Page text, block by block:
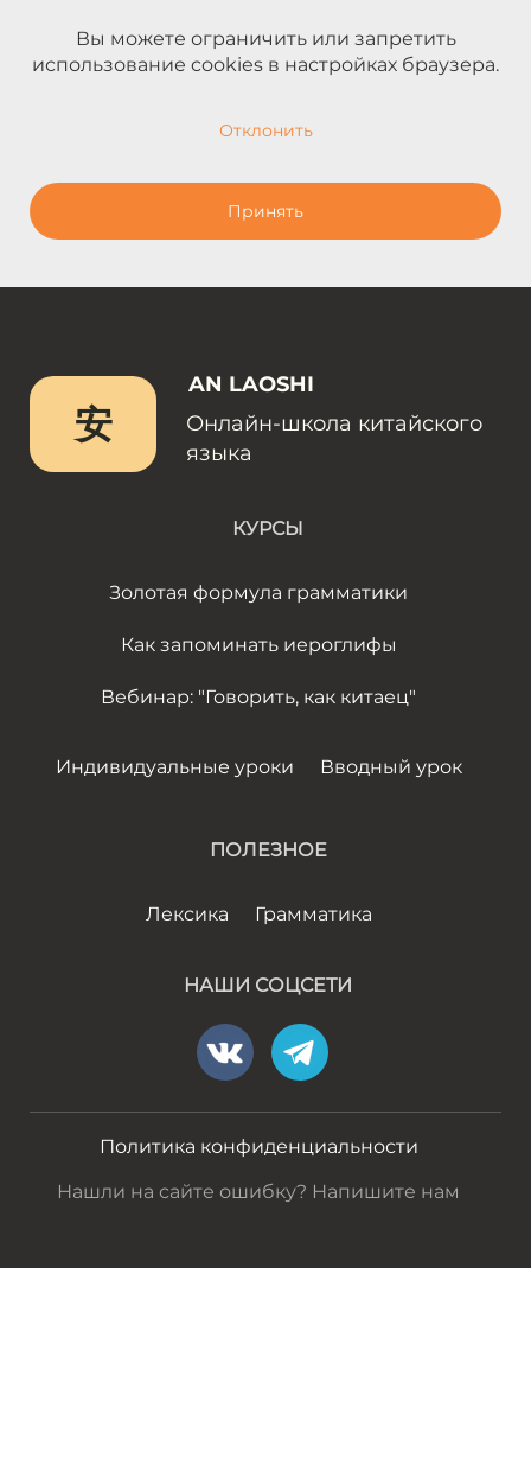
Вы можете ограничить или запретить
использование cookies в настройках браузера.
Отклонить
Принять
安
AN LAOSHI
Онлайн-школа китайского
языка
КУРСЫ
Золотая формула грамматики
Как запоминать иероглифы
Вебинар: "Говорить, как китаец"
Индивидуальные уроки Вводный урок
ПОЛЕЗНОЕ
Лексика Грамматика
НАШИ СОЦСЕТИ
Политика конфиденциальности
Нашли на сайте ошибку? Напишите нам